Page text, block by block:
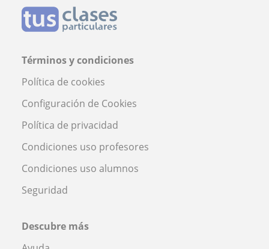
Términos y condiciones
Política de cookies
Configuración de Cookies
Política de privacidad
Condiciones uso profesores
Condiciones uso alumnos
Seguridad
Descubre más